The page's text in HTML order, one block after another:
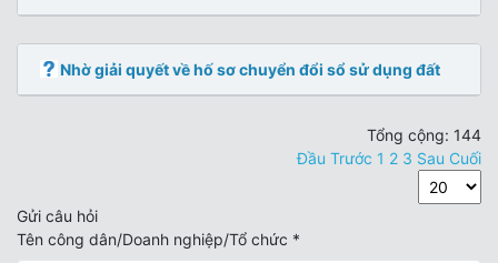
Nhờ giải quyết về hố sơ chuyển đổi sổ sử dụng đất
Tổng cộng: 144
Đầu Trước 1 2 3 Sau Cuối
Gửi câu hỏi
Tên công dân/Doanh nghiệp/Tổ chức *